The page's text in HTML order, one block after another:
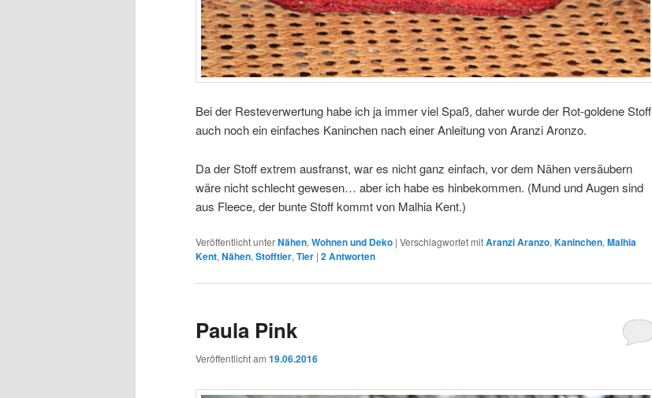
Bei der Resteverwertung habe ich ja immer viel Spaß, daher wurde der Rot-goldene Stoff
auch noch ein einfaches Kaninchen nach einer Anleitung von Aranzi Aronzo.
Da der Stoff extrem ausfranst, war es nicht ganz einfach, vor dem Nähen versäubern
wäre nicht schlecht gewesen… aber ich habe es hinbekommen. (Mund und Augen sind
aus Fleece, der bunte Stoff kommt von Malhia Kent.)
Veröffentlicht unterNähen, Wohnen und Deko | Verschlagwortet mitAranzi Aranzo, Kaninchen, Malhia
Kent, Nähen, Stofftier, Tier | 2Antworten
Paula Pink
Veröffentlicht am 19.06.2016